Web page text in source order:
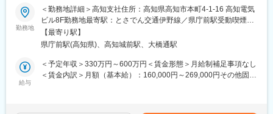
【仕事の内容】
当社は、東証プライム上場の電解水素水整水器メーカーです。
今回募集するのは、法人企業の従業員様向けに製品説明会・体験
会を行う営業職です。
新規飛び込みや無作為なテレアポではなく、代理店からの紹介先
やお問い合わせのあった法人様が中心です。
入社後は専任トレーナーがつき、商品知識・説明トーク・商談の
勤務地
＜勤務地詳細＞高知支社住所：高知県高知市本町4-1-16 高知電気
ビル8F勤務地最寄駅：とさでん交通伊野線／県庁前駅受動喫煙対
策：屋内喫煙可能場所あり変更の範囲：会社の定める事業所
【最寄り駅】
県庁前駅(高知県)、高知城前駅、大橋通駅
給与
＜予定年収＞330万円～600万円＜賃金形態＞月給制補足事項なし
＜賃金内訳＞月額（基本給）：160,000円～269,000円その他固定